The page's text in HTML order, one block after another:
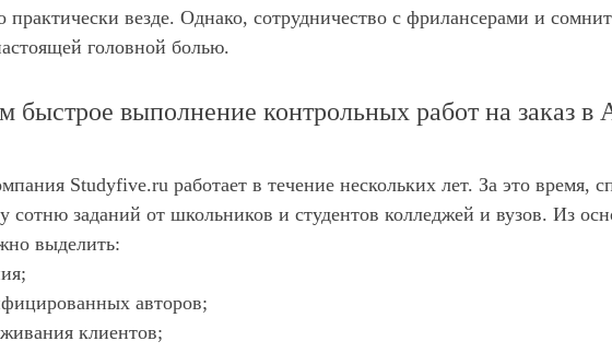
везде. Однако, сотрудничество с фрилансерами и
головной болью.
быстрое выполнение контрольных работ на заказ в
Studyfive.ru работает в течение нескольких лет. За это время,
сотню заданий от школьников и студентов колледжей и вузов. Из
выделить:
авторов;
клиентов;